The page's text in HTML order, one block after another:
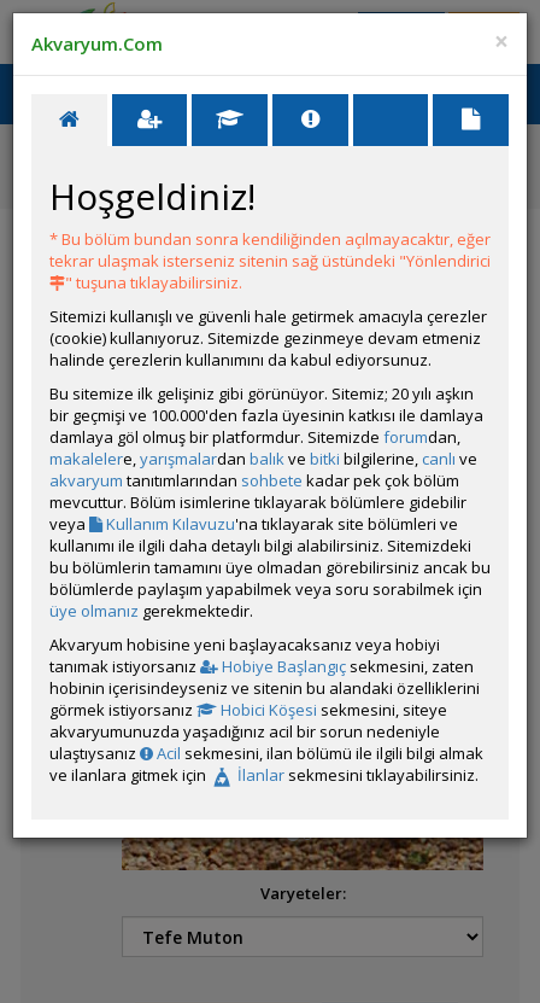
Ana Menü
Ana Sayfa
Tatlı Su Canlıları
Apistogramma agassizi (Agassizi)
Apistogramma agassizi (Agassizi)
Grubun Diğer Türleri
Liste
Aequidens metae
(Yellow Acara)
Varyeteler:
Latince
Adı:
×
Akvaryum.Com
Hoşgeldiniz!
* Bu bölüm bundan sonra kendiliğinden açılmayacaktır, eğer
tekrar ulaşmak isterseniz sitenin sağ üstündeki "Yönlendirici
" tuşuna tıklayabilirsiniz.
Sitemizi kullanışlı ve güvenli hale getirmek amacıyla çerezler
(cookie) kullanıyoruz. Sitemizde gezinmeye devam etmeniz
halinde çerezlerin kullanımını da kabul ediyorsunuz.
Bu sitemize ilk gelişiniz gibi görünüyor. Sitemiz; 20 yılı aşkın
bir geçmişi ve 100.000'den fazla üyesinin katkısı ile damlaya
damlaya göl olmuş bir platformdur. Sitemizde forumdan,
makalelere,yarışmalardan balıkve bitki bilgilerine, canlı ve
akvaryum tanıtımlarından sohbete kadar pek çok bölüm
mevcuttur. Bölüm isimlerine tıklayarak bölümlere gidebilir
veya
Kullanım Kılavuzu'na tıklayarak site bölümleri ve
kullanımı ile ilgili daha detaylı bilgi alabilirsiniz. Sitemizdeki
bu bölümlerin tamamını üye olmadan görebilirsiniz ancak bu
bölümlerde paylaşım yapabilmek veya soru sorabilmek için
üye olmanız gerekmektedir.
Akvaryum hobisine yeni başlayacaksanız veya hobiyi
tanımak istiyorsanız
Hobiye Başlangıç sekmesini, zaten
hobinin içerisindeyseniz ve sitenin bu alandaki özelliklerini
görmek istiyorsanız
Hobici Köşesi sekmesini, siteye
akvaryumunuzda yaşadığınız acil bir sorun nedeniyle
ulaştıysanız
Acil sekmesini, ilan bölümü ile ilgili bilgi almak
ve ilanlara gitmek için
İlanlar sekmesini tıklayabilirsiniz.